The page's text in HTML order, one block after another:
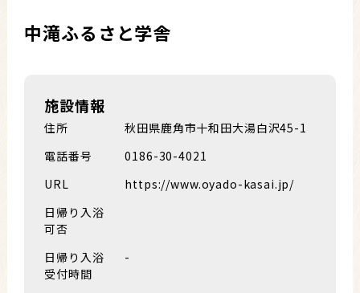
中滝ふるさと学舎
施設情報
住所
秋田県鹿角市十和田大湯白沢45-1
電話番号
0186-30-4021
URL
https://www.oyado-kasai.jp/
日帰り入浴
可否
日帰り入浴
受付時間
-